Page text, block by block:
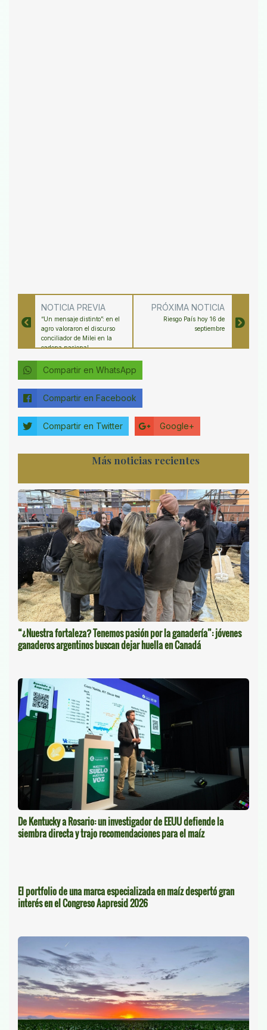
NOTICIA PREVIA
“Un mensaje distinto”: en el
agro valoraron el discurso
conciliador de Milei en la
cadena nacional
PRÓXIMA NOTICIA
Riesgo País hoy 16 de
septiembre
Compartir en WhatsApp
Compartir en Facebook
Compartir en Twitter Google+
Más noticias recientes
“¿Nuestra fortaleza? Tenemos pasión por la ganadería”: jóvenes
ganaderos argentinos buscan dejar huella en Canadá
De Kentucky a Rosario: un investigador de EEUU defiende la
siembra directa y trajo recomendaciones para el maíz
El portfolio de una marca especializada en maíz despertó gran
interés en el Congreso Aapresid 2026